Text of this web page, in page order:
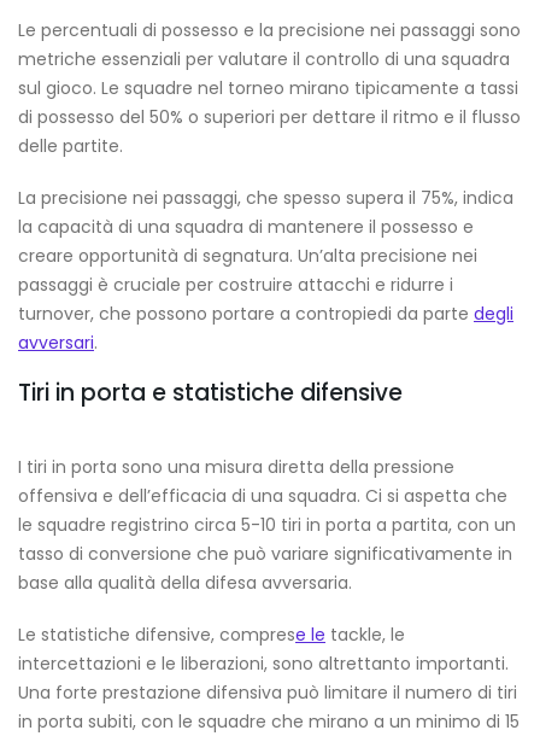
Le percentuali di possesso e la precisione nei passaggi sono
metriche essenziali per valutare il controllo di una squadra
sul gioco. Le squadre nel torneo mirano tipicamente a tassi
di possesso del 50% o superiori per dettare il ritmo e il flusso
delle partite.
La precisione nei passaggi, che spesso supera il 75%, indica
la capacità di una squadra di mantenere il possesso e
creare opportunità di segnatura. Un’alta precisione nei
passaggi è cruciale per costruire attacchi e ridurre i
turnover, che possono portare a contropiedi da parte degli
avversari.
Tiri in porta e statistiche difensive
I tiri in porta sono una misura diretta della pressione
offensiva e dell’efficacia di una squadra. Ci si aspetta che
le squadre registrino circa 5-10 tiri in porta a partita, con un
tasso di conversione che può variare significativamente in
base alla qualità della difesa avversaria.
Le statistiche difensive, comprese le tackle, le
intercettazioni e le liberazioni, sono altrettanto importanti.
Una forte prestazione difensiva può limitare il numero di tiri
in porta subiti, con le squadre che mirano a un minimo di 15